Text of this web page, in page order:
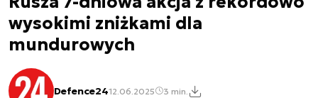
wysokimi zniżkami dla
mundurowych
Defence2412.06.2025 3 min.